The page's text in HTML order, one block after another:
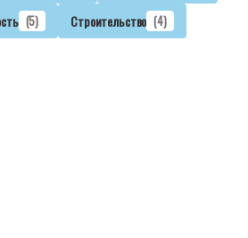
(5) Строительство (4)